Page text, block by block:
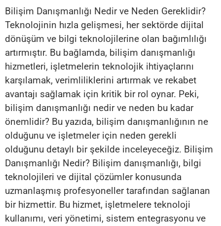
Bilişim Danışmanlığı Nedir ve Neden Gereklidir?
Teknolojinin hızla gelişmesi, her sektörde dijital
dönüşüm ve bilgi teknolojilerine olan bağımlılığı
artırmıştır. Bu bağlamda, bilişim danışmanlığı
hizmetleri, işletmelerin teknolojik ihtiyaçlarını
karşılamak, verimliliklerini artırmak ve rekabet
avantajı sağlamak için kritik bir rol oynar. Peki,
bilişim danışmanlığı nedir ve neden bu kadar
önemlidir? Bu yazıda, bilişim danışmanlığının ne
olduğunu ve işletmeler için neden gerekli
olduğunu detaylı bir şekilde inceleyeceğiz. Bilişim
Danışmanlığı Nedir? Bilişim danışmanlığı, bilgi
teknolojileri ve dijital çözümler konusunda
uzmanlaşmış profesyoneller tarafından sağlanan
bir hizmettir. Bu hizmet, işletmelere teknoloji
kullanımı, veri yönetimi, sistem entegrasyonu ve